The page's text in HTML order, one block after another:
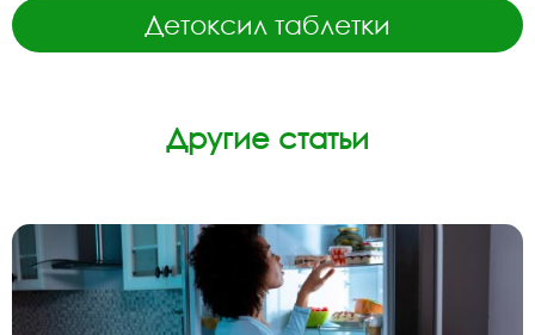
Детоксил таблетки
Другие статьи